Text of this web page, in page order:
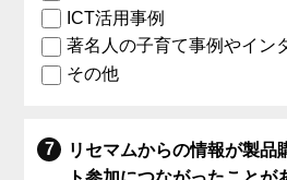
ICT活用事例
著名人の子育て事例やイン
その他
リセマムからの情報が製品